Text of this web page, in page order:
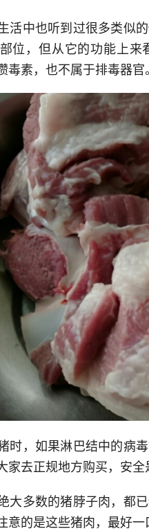
活中也听到过很多类似
位，但从它的功能上
毒素，也不属于排毒器官。
时，如果淋巴结中的病
家去正规地方购买，安全
大多数的猪脖子肉，都
意的是这些猪肉，最好一